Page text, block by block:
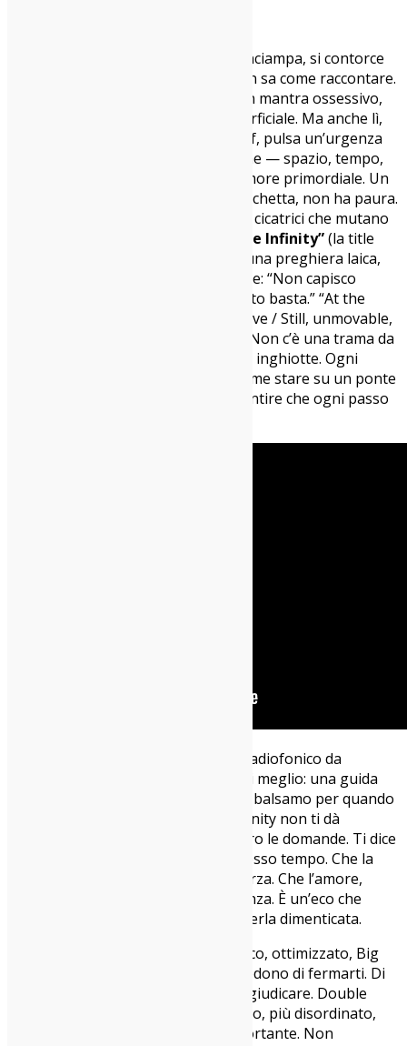
inciampa, si contorce
sotto il peso di un’emozione che non sa come raccontare.
gira su sé stessa come un mantra ossessivo,
troppo semplice forse, troppo superficiale. Ma anche lì,
sotto la scorza apparentemente naïf, pulsa un’urgenza
reale: quella di annullare ogni confine — spazio, tempo,
lingua, nazione — e tornare a un amore primordiale. Un
amore che non ha forma, non ha etichetta, non ha paura.
La Lenker non scrive canzoni: scrive cicatrici che mutano
“Double Infinity”(la title
track), ti accorgi che tutto il disco è una preghiera laica,
un tentativo disperato e lucido di dire: “Non capisco
niente, ma so che amo. E forse questo basta.” “At the
center of the picture / Is the one I love / Still, unmovable,
unchanging.” È lì che tutto esplode. Non c’è una trama da
seguire, ma un flusso emotivo che ti inghiotte. Ogni
ascolto apre una porta diversa. È come stare su un ponte
che collega il passato al futuro, e sentire che ogni passo
E sì, magari non troverai il singolo radiofonico da
canticchiare. Ma troverai qualcosa di meglio: una guida
per sopravvivere ai giorni storti. Un balsamo per quando
non sai più cosa sentire. Double Infinity non ti dà
risposte, ma ti insegna a stare dentro le domande. Ti dice
che si può essere persi e vivi allo stesso tempo. Che la
fragilità non è una colpa, ma una forza. Che l’amore,
quello vero, non ha forma né scadenza. È un’eco che
ritorna, anche quando pensavi di averla dimenticata.
In un’epoca dove tutto è veloce, cinico, ottimizzato, Big
Thief si mettono di traverso e ti chiedono di fermarti. Di
ascoltare davvero. Di sentire senza giudicare. Double
Infinity è il loro album più coraggioso, più disordinato,
più umano. E forse anche il più importante. Non